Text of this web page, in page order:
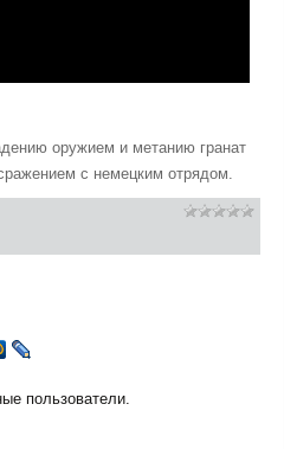
оружием и метанию гранат
с немецким отрядом.
пользователи.